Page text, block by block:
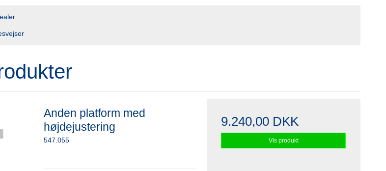
Anden platform med
højdejustering
547.055
9.240,00 DKK
Vis produkt